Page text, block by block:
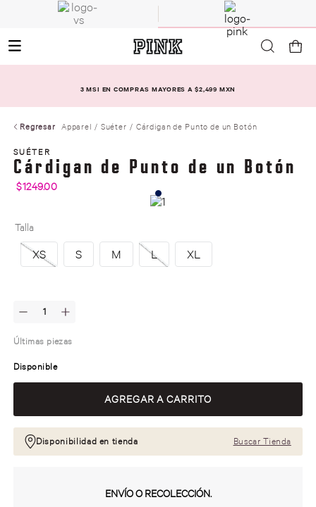
3 MSI EN COMPRAS MAYORES A $2,499 MXN
Regresar Apparel Suéter Cárdigan de Punto de un Botón
SUÉTER
Cárdigan de Punto de un Botón
$1249.00
Talla
XS S M L XL
Últimas piezas
Disponible
Disponibilidad en tienda Buscar Tienda
ENVÍO O RECOLECCIÓN.